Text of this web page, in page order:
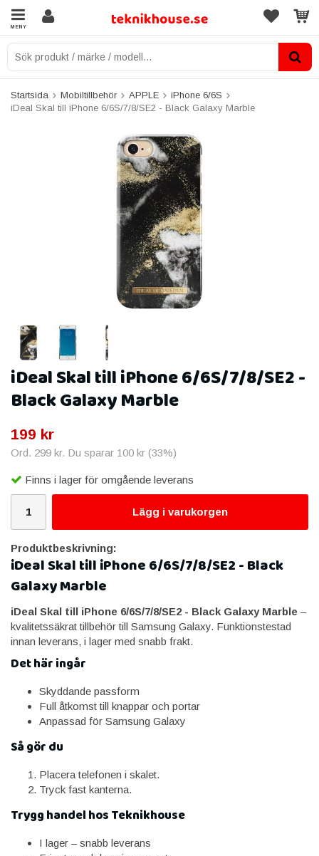
MENY
Startsida Mobiltillbehör APPLE
iPhone 6/6S
iDeal Skal till iPhone 6/6S/7/8/SE2 - Black Galaxy Marble
iDeal Skal till iPhone 6/6S/7/8/SE2 -
Black Galaxy Marble
199 kr
Ord. 299 kr. Du sparar 100 kr (33%)
Finns i lager för omgående leverans
Lägg i varukorgen
Produktbeskrivning:
iDeal Skal till iPhone 6/6S/7/8/SE2 - Black
Galaxy Marble
iDeal Skal till iPhone 6/6S/7/8/SE2 - Black Galaxy Marble –
kvalitetssäkrat tillbehör till Samsung Galaxy. Funktionstestad
innan leverans, i lager med snabb frakt.
Det här ingår
Skyddande passform
Full åtkomst till knappar och portar
Anpassad för Samsung Galaxy
Så gör du
Placera telefonen i skalet.
Tryck fast kanterna.
Trygg handel hos Teknikhouse
I lager – snabb leverans